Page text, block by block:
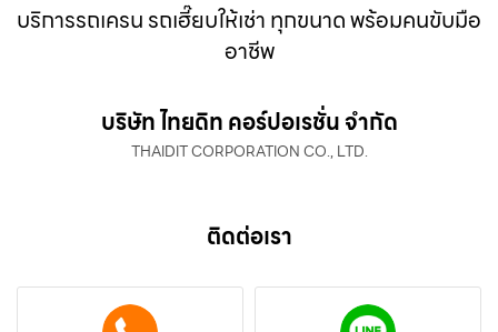
บริการรถเครน รถเฮี๊ยบให้เช่า ทุกขนาด พร้อมคนขับมือ
อาชีพ
บริษัท ไทยดิท คอร์ปอเรชั่น จำกัด
THAIDIT CORPORATION CO., LTD.
ติดต่อเรา